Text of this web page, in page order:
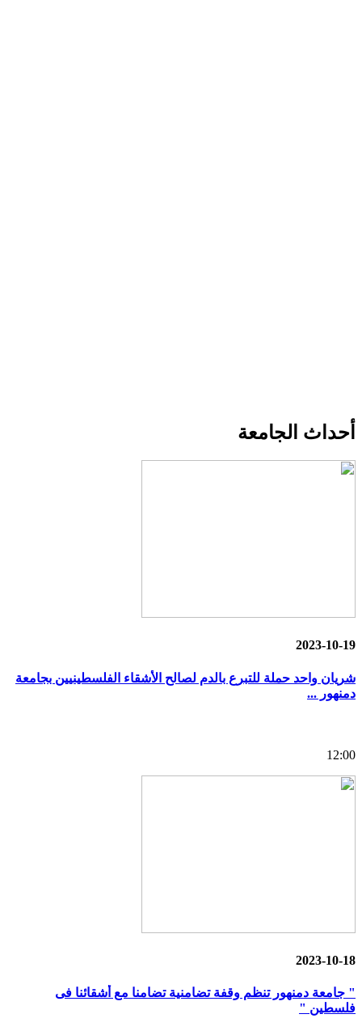
أحداث الجامعة
2023-10-19
شريان واحد حملة للتبرع بالدم لصالح الأشقاء الفلسطينيين بجامعة
دمنهور ...
12:00
2023-10-18
" جامعة دمنهور تنظم وقفة تضامنية تضامنا مع أشقائنا فى
فلسطين "